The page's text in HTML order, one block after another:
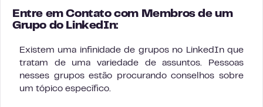
Entre em Contato com Membros de um
Grupo do LinkedIn:
Existem uma infinidade de grupos no LinkedIn que
tratam de uma variedade de assuntos. Pessoas
nesses grupos estão procurando conselhos sobre
um tópico específico.